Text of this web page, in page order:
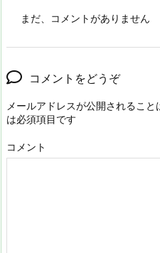
まだ、コメントがありません
コメントをどうぞ
メールアドレスが公開されること
は必須項目です
コメント